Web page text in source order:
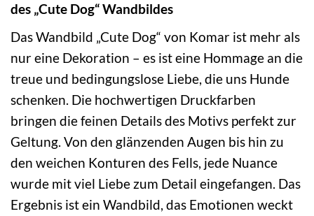
des „Cute Dog“ Wandbildes
Das Wandbild „Cute Dog“ von Komar ist mehr als
nur eine Dekoration – es ist eine Hommage an die
treue und bedingungslose Liebe, die uns Hunde
schenken. Die hochwertigen Druckfarben
bringen die feinen Details des Motivs perfekt zur
Geltung. Von den glänzenden Augen bis hin zu
den weichen Konturen des Fells, jede Nuance
wurde mit viel Liebe zum Detail eingefangen. Das
Ergebnis ist ein Wandbild, das Emotionen weckt